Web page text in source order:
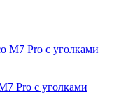
Pro с уголками